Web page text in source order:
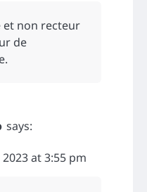
et non recteur
de
says:
at 3:55 pm